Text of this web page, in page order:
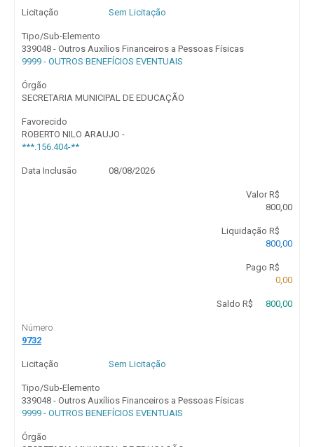
Licitação Sem Licitação
Tipo/Sub-Elemento
339048 - Outros Auxílios Financeiros a Pessoas Físicas
9999 - OUTROS BENEFÍCIOS EVENTUAIS
Órgão
SECRETARIA MUNICIPAL DE EDUCAÇÃO
Favorecido
ROBERTO NILO ARAUJO -
***.156.404-**
Data Inclusão 08/08/2026
Valor R$
800,00
Liquidação R$
800,00
Pago R$
0,00
Saldo R$ 800,00
Número
9732
Licitação Sem Licitação
Tipo/Sub-Elemento
339048 - Outros Auxílios Financeiros a Pessoas Físicas
9999 - OUTROS BENEFÍCIOS EVENTUAIS
Órgão